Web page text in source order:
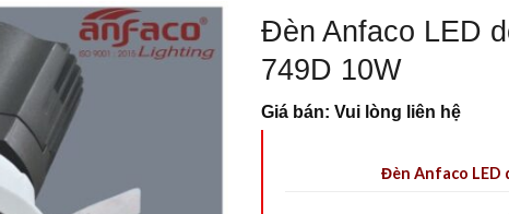
Đèn Anfaco LED
749D 10W
Giá bán: Vui lòng liên hệ
Đèn Anfaco LED